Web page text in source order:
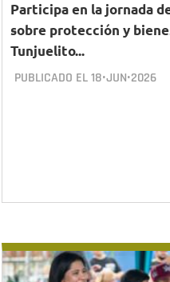
Participa en la jornada
sobre protección y
Tunjuelito...
PUBLICADO EL18•JUN•2026